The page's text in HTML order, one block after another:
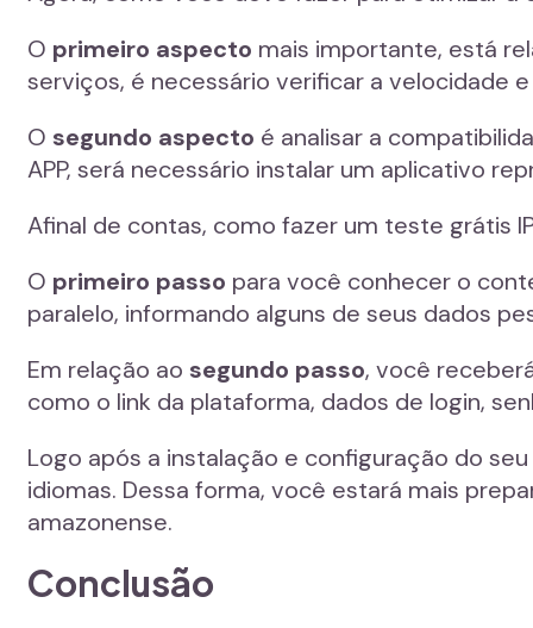
O primeiro aspecto mais importante, está
serviços, é necessário verificar a velocidade
O segundo aspecto é analisar a
APP, será necessário instalar um aplicativo
Afinal de contas, como fazer um teste grátis
O primeiro passo para você conhecer o
paralelo, informando alguns de seus dados
Em relação ao segundo passo, você
como o link da plataforma, dados de login,
Logo após a instalação e configuração do
idiomas. Dessa forma, você estará mais
amazonense.
Conclusão